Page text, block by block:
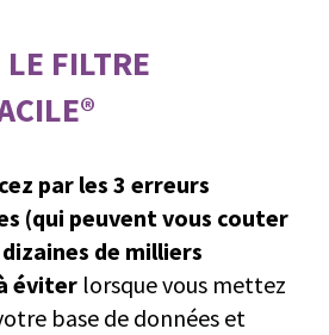
FILTRE
par les 3 erreurs
(qui peuvent vous couter
de milliers
éviter lorsque vous mettez
base de données et